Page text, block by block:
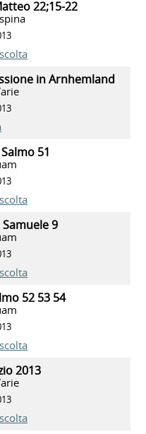
22;15-22
in Arnhemland
51
9
52 53 54
2013